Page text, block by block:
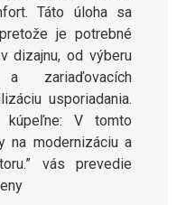
Táto úloha sa
je potrebné
dizajnu, od výberu
zariaďovacích
usporiadania.
kúpeľne: V tomto
na modernizáciu a
vás prevedie